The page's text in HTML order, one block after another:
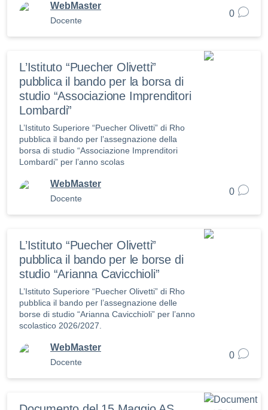
WebMaster
Docente
0
L’Istituto “Puecher Olivetti”
pubblica il bando per la borsa di
studio “Associazione Imprenditori
Lombardi”
L’Istituto Superiore “Puecher Olivetti” di Rho
pubblica il bando per l’assegnazione della
borsa di studio “Associazione Imprenditori
Lombardi” per l’anno scolas
WebMaster
Docente
0
L’Istituto “Puecher Olivetti”
pubblica il bando per le borse di
studio “Arianna Cavicchioli”
L’Istituto Superiore “Puecher Olivetti” di Rho
pubblica il bando per l’assegnazione delle
borse di studio “Arianna Cavicchioli” per l’anno
scolastico 2026/2027.
WebMaster
Docente
0